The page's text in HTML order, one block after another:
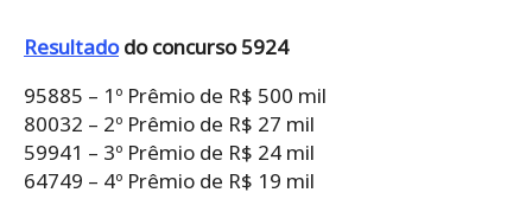
Resultadodo concurso 5924
95885 – 1º Prêmio de R$ 500 mil
80032 – 2º Prêmio de R$ 27 mil
59941 – 3º Prêmio de R$ 24 mil
64749 – 4º Prêmio de R$ 19 mil